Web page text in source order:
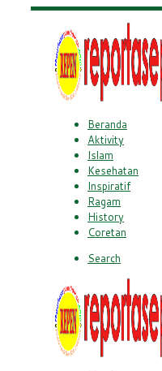
Beranda
Aktivity
Islam
Kesehatan
Inspiratif
Ragam
History
Coretan
Search